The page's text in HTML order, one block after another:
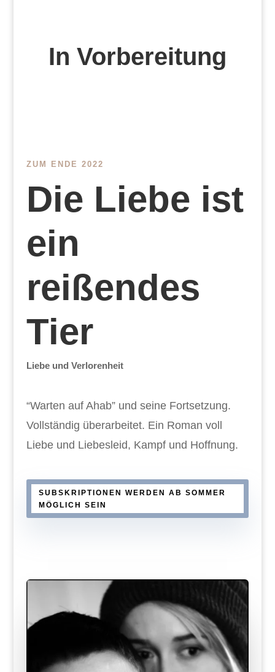
In Vorbereitung
ZUM ENDE 2022
Die Liebe ist
ein
reißendes
Tier
Liebe und Verlorenheit
“Warten auf Ahab” und seine Fortsetzung.
Vollständig überarbeitet. Ein Roman voll
Liebe und Liebesleid, Kampf und Hoffnung.
SUBSKRIPTIONEN WERDEN AB SOMMER
MÖGLICH SEIN